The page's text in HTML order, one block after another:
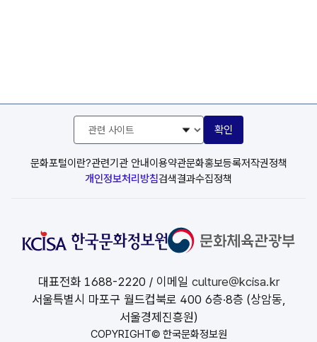
문화포털이란?관련기관 안내이용약관문화홍보등록저작권정책
개인정보처리방침검색결과수집정책
관
사
이
트
확인
대표전화 1688-2220 / 이메일 culture@kcisa.kr
서울특별시 마포구 월드컵북로 400 6층·8층 (상암동,
서울경제진흥원)
COPYRIGHT© 한국문화정보원